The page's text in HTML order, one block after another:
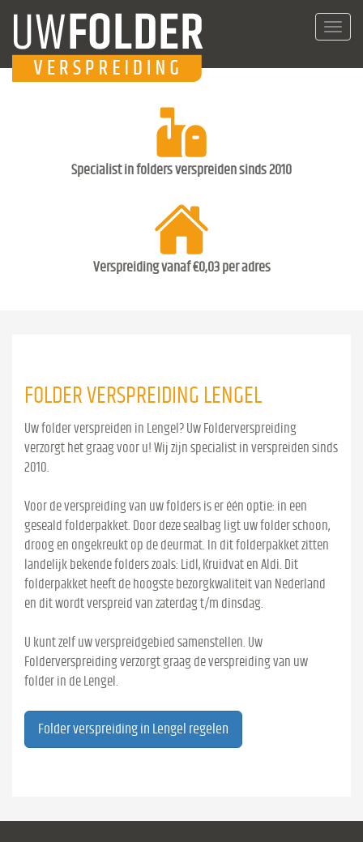
Specialist in folders verspreiden sinds 2010
Verspreiding vanaf €0,03 per adres
FOLDER VERSPREIDING LENGEL
Uw folder verspreiden in Lengel? Uw Folderverspreiding
verzorgt het graag voor u! Wij zijn specialist in verspreiden sinds
2010.
Voor de verspreiding van uw folders is er één optie: in een
geseald folderpakket. Door deze sealbag ligt uw folder schoon,
droog en ongekreukt op de deurmat. In dit folderpakket zitten
landelijk bekende folders zoals: Lidl, Kruidvat en Aldi. Dit
folderpakket heeft de hoogste bezorgkwaliteit van Nederland
en dit wordt verspreid van zaterdag t/m dinsdag.
U kunt zelf uw verspreidgebied samenstellen. Uw
Folderverspreiding verzorgt graag de verspreiding van uw
folder in de Lengel.
Folder verspreiding in Lengel regelen